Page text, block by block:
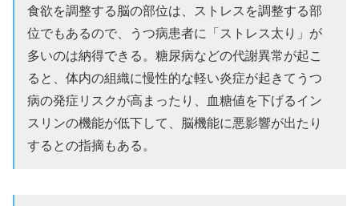
食欲を調整する脳の部位は、ストレスを調整する部
位でもあるので、うつ病患者に「ストレス太り」が
多いのは納得できる。糖尿病などの代謝異常が起こ
ると、体内の組織に慢性的な軽い炎症が起きてうつ
病の発症リスクが高まったり、血糖値を下げるイン
スリンの機能が低下して、脳機能に悪影響が出たり
するとの指摘もある。